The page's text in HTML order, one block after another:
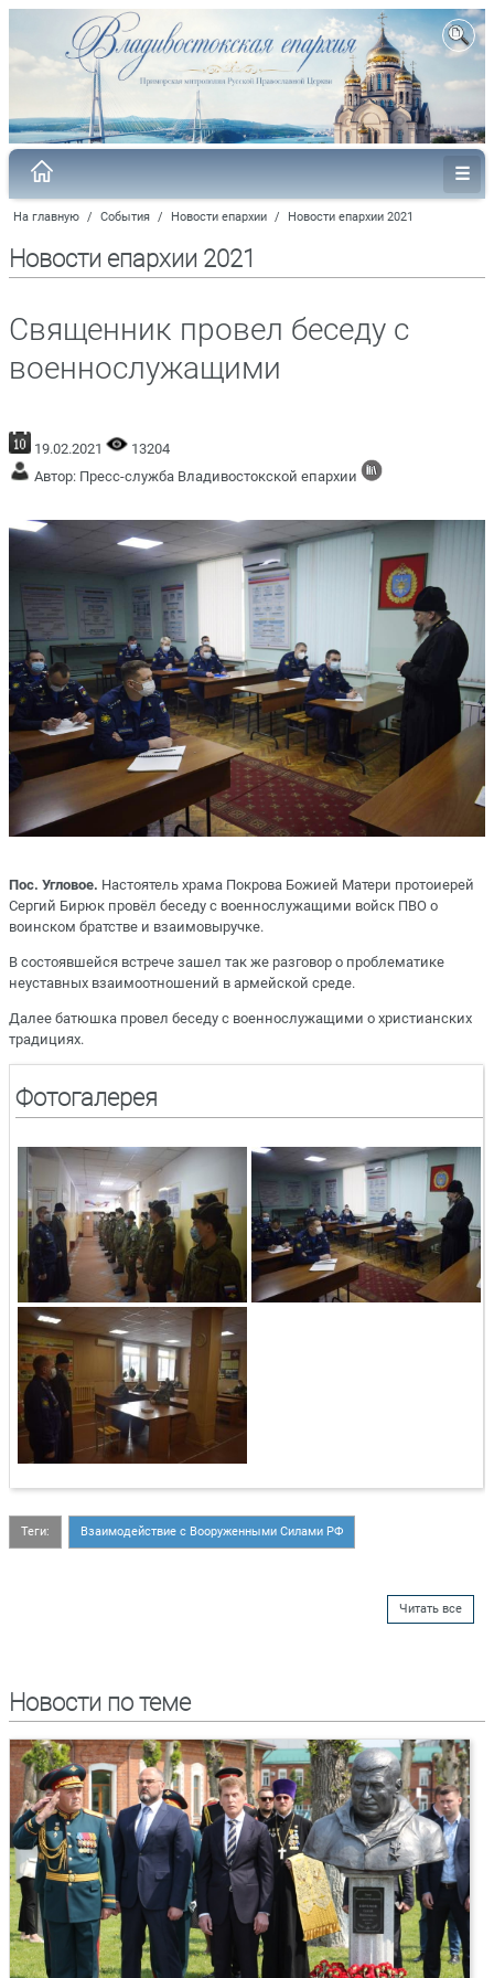
На главную / События / Новости епархии / Новости епархии 2021
Новости епархии 2021
Священник провел беседу с
военнослужащими
19.02.2021
13204
Автор: Пресс-служба Владивостокской епархии
Пос. Угловое. Настоятель храма Покрова Божией Матери протоиерей
Сергий Бирюк провёл беседу с военнослужащими войск ПВО о
воинском братстве и взаимовыручке.
В состоявшейся встрече зашел так же разговор о проблематике
неуставных взаимоотношений в армейской среде.
Далее батюшка провел беседу с военнослужащими о христианских
традициях.
Фотогалерея
Теги: Взаимодействие с Вооруженными Силами РФ
Читать все
Новости по теме